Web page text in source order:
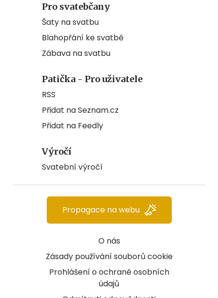
Pro svatebčany
Šaty na svatbu
Blahopřání ke svatbě
Zábava na svatbu
Patička - Pro uživatele
RSS
Přidat na Seznam.cz
Přidat na Feedly
Výročí
Svatební výročí
O nás
Zásady používání souborů cookie
Prohlášení o ochraně osobních
údajů
Propagace na webu